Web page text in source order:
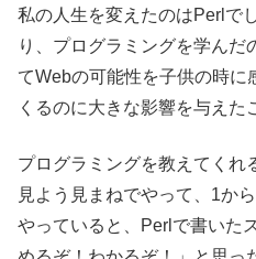
私の人生を変えたのはPerlで
り、プログラミングを学んだ
てWebの可能性を子供の時に
くるのに大きな影響を与えた
プログラミングを教えてくれ
見よう見まねでやって、1か
やっていると、Perlで書いた